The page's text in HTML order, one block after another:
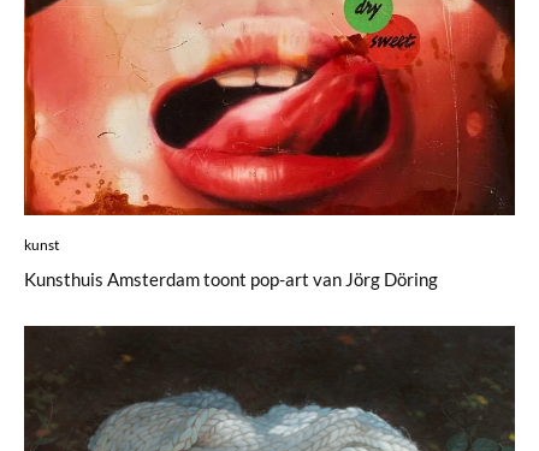
kunst
Kunsthuis Amsterdam toont pop-art van Jörg Döring